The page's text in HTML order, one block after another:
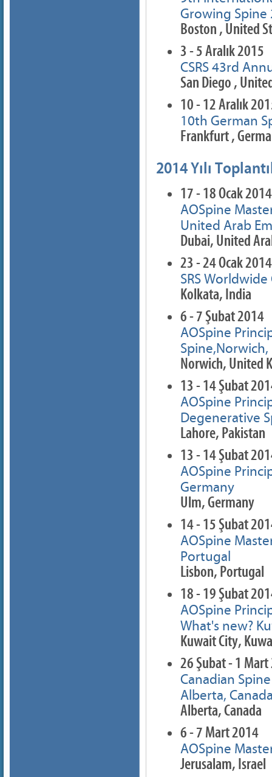
Growing Spine
Boston , United
3 - 5 Aralık 2015
CSRS 43rd
San Diego ,
10 - 12 Aralık
10th German
Frankfurt ,
2014 Yılı
17 - 18 Ocak 2014
AOSpine
United Arab
Dubai, United
23 - 24 Ocak 2014
SRS
Kolkata, India
6 - 7 Şubat 2014
AOSpine
Norwich, United
13 - 14 Şubat
AOSpine
Degenerative
Lahore, Pakistan
13 - 14 Şubat
AOSpine
Germany
Ulm, Germany
14 - 15 Şubat
AOSpine
Portugal
Lisbon, Portugal
18 - 19 Şubat
AOSpine
What's new?
Kuwait City,
26 Şubat - 1
Canadian
Alberta,
Alberta, Canada
6 - 7 Mart 2014
AOSpine
Jerusalam, Israel